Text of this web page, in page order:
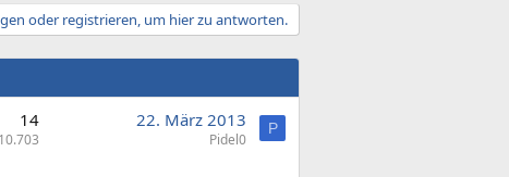
oder registrieren, um hier zu antworten.
14
10.703
22. März 2013
Pidel0
P